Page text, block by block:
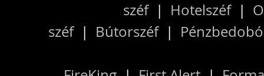
széf| Hotelszéf|
széf| Bútorszéf|